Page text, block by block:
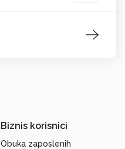
Biznis korisnici
Obuka zaposlenih